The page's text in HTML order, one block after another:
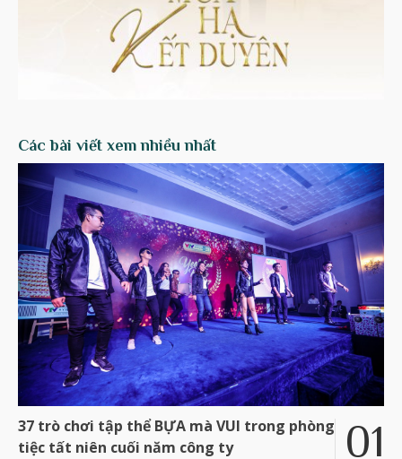
Các bài viết xem nhiều nhất
37 trò chơi tập thể BỰA mà VUI trong phòng
tiệc tất niên cuối năm công ty